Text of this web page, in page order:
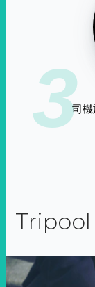
3司
Tripool